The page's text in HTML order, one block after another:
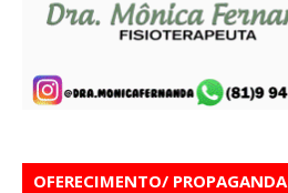
OFERECIMENTO/ PROPAGANDA